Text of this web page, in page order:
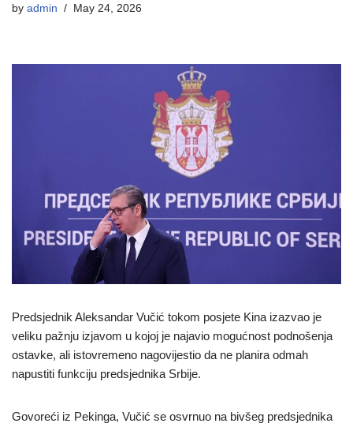
by admin May 24, 2026
Predsjednik Aleksandar Vučić tokom posjete Kina izazvao je
veliku pažnju izjavom u kojoj je najavio mogućnost podnošenja
ostavke, ali istovremeno nagovijestio da ne planira odmah
napustiti funkciju predsjednika Srbije.
Govoreći iz Pekinga, Vučić se osvrnuo na bivšeg predsjednika